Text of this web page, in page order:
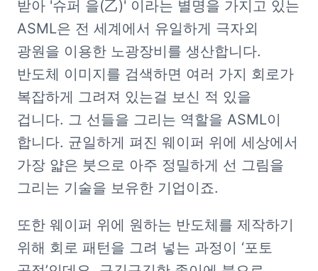
받아 '슈퍼 을(乙)' 이라는 별명을 가지고 있는
ASML은 전 세계에서 유일하게 극자외
광원을 이용한 노광장비를 생산합니다.
반도체 이미지를 검색하면 여러 가지 회로가
복잡하게 그려져 있는걸 보신 적 있을
겁니다. 그 선들을 그리는 역할을 ASML이
합니다. 균일하게 펴진 웨이퍼 위에 세상에서
가장 얇은 붓으로 아주 정밀하게 선 그림을
그리는 기술을 보유한 기업이죠.
또한 웨이퍼 위에 원하는 반도체를 제작하기
위해 회로 패턴을 그려 넣는 과정이 ‘포토